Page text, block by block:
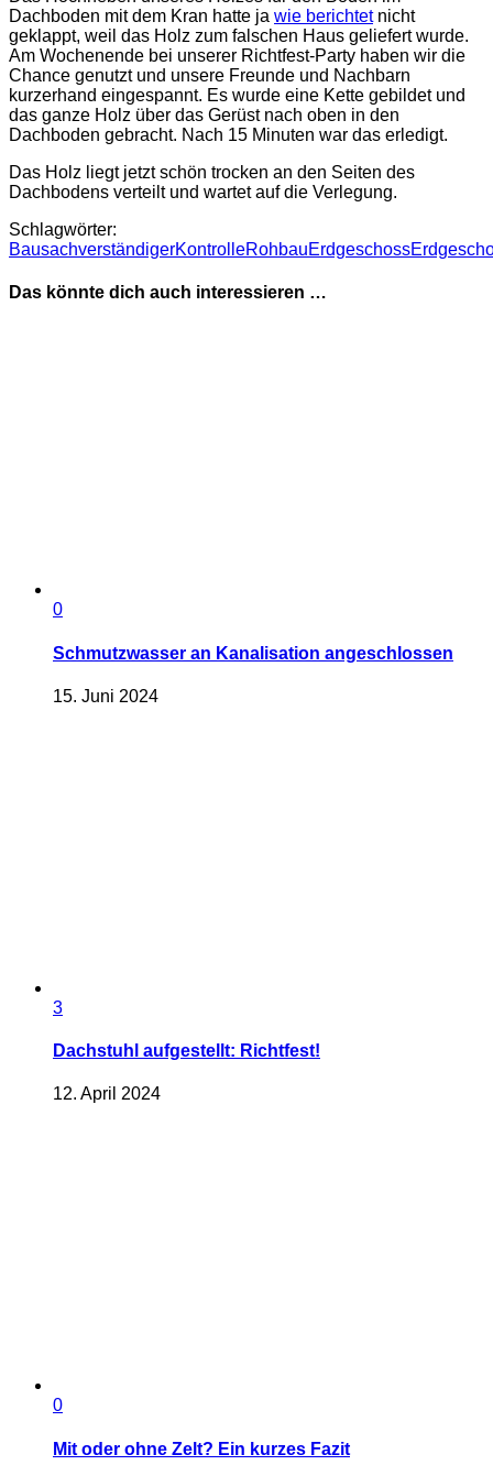
Dachboden mit dem Kran hatte ja wie berichtetnicht
geklappt, weil das Holz zum falschen Haus geliefert wurde.
Am Wochenende bei unserer Richtfest-Party haben wir die
Chance genutzt und unsere Freunde und Nachbarn
kurzerhand eingespannt. Es wurde eine Kette gebildet und
das ganze Holz über das Gerüst nach oben in den
Dachboden gebracht. Nach 15 Minuten war das erledigt.
Das Holz liegt jetzt schön trocken an den Seiten des
Dachbodens verteilt und wartet auf die Verlegung.
Schlagwörter:
BausachverständigerKontrolleRohbauErdgeschoss
Das könnte dich auch interessieren …
0
Schmutzwasser an Kanalisation angeschlossen
15. Juni 2024
3
Dachstuhl aufgestellt: Richtfest!
12. April 2024
0
Mit oder ohne Zelt? Ein kurzes Fazit